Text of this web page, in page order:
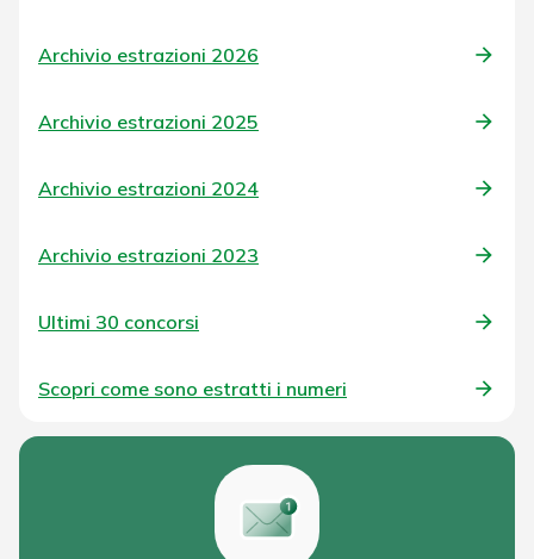
Archivio estrazioni 2026
Archivio estrazioni 2025
Archivio estrazioni 2024
Archivio estrazioni 2023
Ultimi 30 concorsi
Scopri come sono estratti i numeri